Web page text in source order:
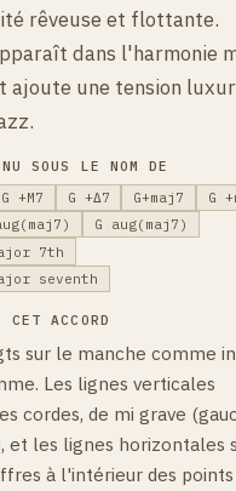
rêveuse et flottante.
dans l'harmonie
ajoute une tension
SOUS LE NOM DE
G +M7 G +Δ7 G+maj7
G
G aug(maj7)
7th
seventh
CET ACCORD
sur le manche comme
Les lignes verticales
cordes, de mi grave
et les lignes horizontales
à l'intérieur des points